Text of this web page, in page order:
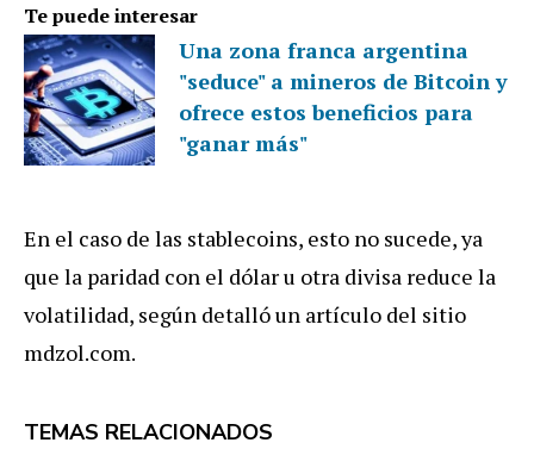
Te puede interesar
Una zona franca argentina
"seduce" a mineros de Bitcoin y
ofrece estos beneficios para
"ganar más"
En el caso de las stablecoins, esto no sucede, ya
que la paridad con el dólar u otra divisa reduce la
volatilidad, según detalló un artículo del sitio
mdzol.com.
TEMAS RELACIONADOS